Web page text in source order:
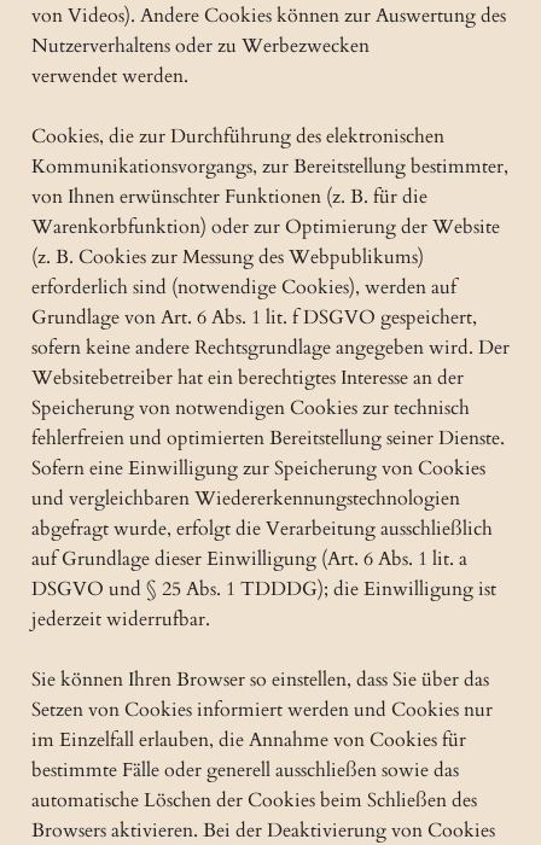
von Videos). Andere Cookies können zur Auswertung des
Nutzerverhaltens oder zu Werbezwecken
verwendet werden.
Cookies, die zur Durchführung des elektronischen
Kommunikationsvorgangs, zur Bereitstellung bestimmter,
von Ihnen erwünschter Funktionen (z. B. für die
Warenkorbfunktion) oder zur Optimierung der Website
(z. B. Cookies zur Messung des Webpublikums)
erforderlich sind (notwendige Cookies), werden auf
Grundlage von Art. 6 Abs. 1 lit. f DSGVO gespeichert,
sofern keine andere Rechtsgrundlage angegeben wird. Der
Websitebetreiber hat ein berechtigtes Interesse an der
Speicherung von notwendigen Cookies zur technisch
fehlerfreien und optimierten Bereitstellung seiner Dienste.
Sofern eine Einwilligung zur Speicherung von Cookies
und vergleichbaren Wiedererkennungstechnologien
abgefragt wurde, erfolgt die Verarbeitung ausschließlich
auf Grundlage dieser Einwilligung (Art. 6 Abs. 1 lit. a
DSGVO und § 25 Abs. 1 TDDDG); die Einwilligung ist
jederzeit widerrufbar.
Sie können Ihren Browser so einstellen, dass Sie über das
Setzen von Cookies informiert werden und Cookies nur
im Einzelfall erlauben, die Annahme von Cookies für
bestimmte Fälle oder generell ausschließen sowie das
automatische Löschen der Cookies beim Schließen des
Browsers aktivieren. Bei der Deaktivierung von Cookies